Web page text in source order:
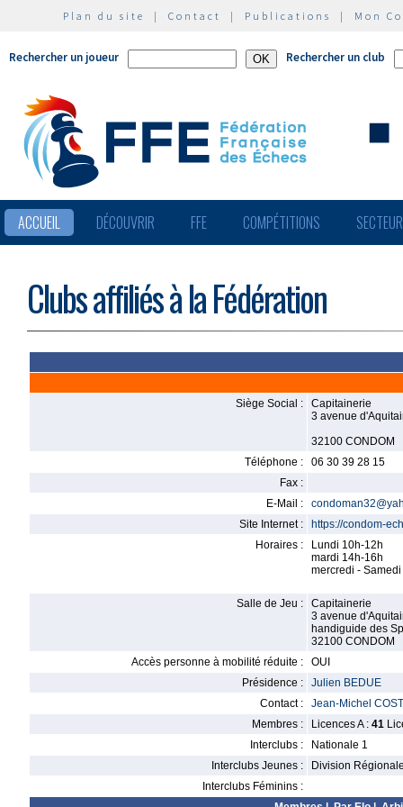
Plan du site | Contact | Publications | Mon
Rechercher un joueur Rechercher un club
ACCUEIL DÉCOUVRIR FFE COMPÉTITIONS
Clubs affiliés à la Fédération
Siège Social :
Capitainerie
3 avenue
32100 CONDOM
Téléphone :
06 30 39 28 15
Fax :
E-Mail :
Site Internet :
https://condom-
Horaires :
Lundi 10h-12h
mardi 14h-16h
mercredi -
Salle de Jeu :
Capitainerie
3 avenue
handiguide des
32100 CONDOM
Accès personne à mobilité réduite :
OUI
Présidence :
Julien BEDUE
Contact :
Jean-Michel
Membres :
Licences A : 41
Interclubs :
Nationale 1
Interclubs Jeunes :
Division
Interclubs Féminins :